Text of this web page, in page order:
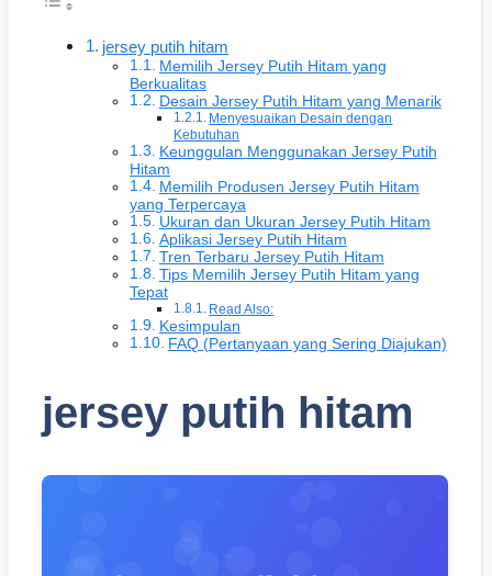
jersey putih hitam
Memilih Jersey Putih Hitam yang
Berkualitas
Desain Jersey Putih Hitam yang Menarik
Menyesuaikan Desain dengan
Kebutuhan
Keunggulan Menggunakan Jersey Putih
Hitam
Memilih Produsen Jersey Putih Hitam
yang Terpercaya
Ukuran dan Ukuran Jersey Putih Hitam
Aplikasi Jersey Putih Hitam
Tren Terbaru Jersey Putih Hitam
Tips Memilih Jersey Putih Hitam yang
Tepat
Read Also:
Kesimpulan
FAQ (Pertanyaan yang Sering Diajukan)
jersey putih hitam